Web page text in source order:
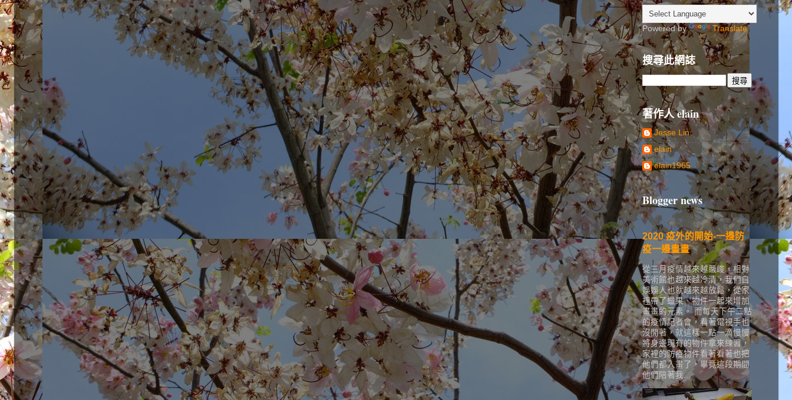
Powered by Translate
搜尋此網誌
著作人 elain
Jesse Lin
elain
elain1965
Blogger news
2020 疫外的開始-一邊防
疫一邊畫畫
從三月疫情越來越嚴峻，相對
美術館也越來越冷清，我們自
娛娛人也就越來越放鬆，從家
裡帶了蠟果、物件一起來增加
畫畫的元素。 而每天下午二點
的疫情記者會，看著電視手也
沒閒著，就這樣一點一滴慢慢
將身邊現有的物件拿來練習，
家裡的防疫物件看著看著也把
他們都入畫了，畢竟這段期間
他們陪著我...